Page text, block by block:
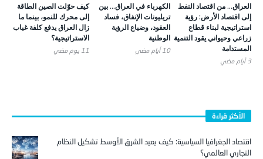
العراق… من اقتصاد النفط
إلى اقتصاد الأرض: رؤية
استراتيجية لبناء قطاع
زراعي وحيواني يقود التنمية
المستدامة
3 أيام ‎مضي
الكهرباء في العراق… بين
تريليونات الإنفاق، فساد
العقود، وضياع الرؤية
الوطنية
10 أيام ‎مضي
كيف حوّلت الصين الطاقة
إلى محرك للنمو، بينما ما
زال العراق يدفع كلفة غياب
الاستراتيجية؟
11 يوم ‎مضي
الأكثر قراءة
اقتصاد الجغرافيا السياسية: كيف يعيد الشرق الأوسط تشكيل النظام
التجاري العالمي؟